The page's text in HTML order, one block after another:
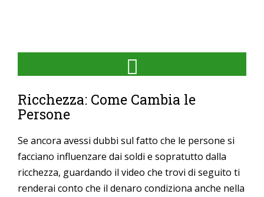
Ricchezza: Come Cambia le
Persone
Se ancora avessi dubbi sul fatto che le persone si
facciano influenzare dai soldi e sopratutto dalla
ricchezza, guardando il video che trovi di seguito ti
renderai conto che il denaro condiziona anche nella